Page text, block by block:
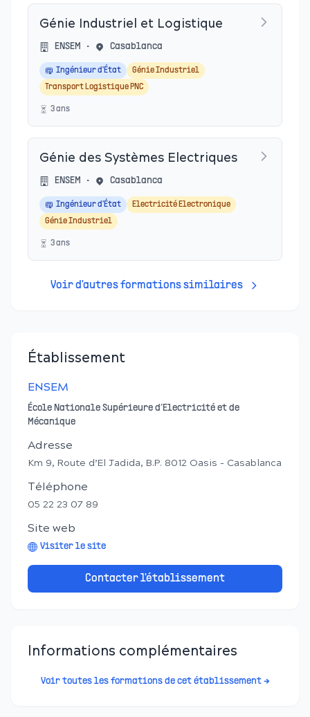
Génie Industriel et Logistique
ENSEM • Casablanca
Ingénieur d'État
Génie Industriel
Transport Logistique PNC
3ans
Génie des Systèmes Electriques
ENSEM • Casablanca
Ingénieur d'État
Electricité Electronique
Génie Industriel
3ans
Voir d'autres formations similaires
Établissement
ENSEM
École Nationale Supérieure d’Electricité et de
Mécanique
Adresse
Km 9, Route d’El Jadida, B.P. 8012 Oasis - Casablanca
Téléphone
05 22 23 07 89
Site web
Visiter le site
Contacter l'établissement
Informations complémentaires
Voir toutes les formations de cet établissement →